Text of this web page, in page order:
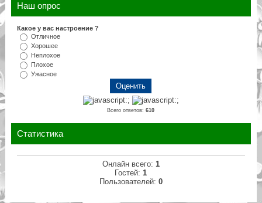
Наш опрос
Какое у вас настроение ?
Отличное
Хорошее
Неплохое
Плохое
Ужасное
Всего ответов:610
Статистика
Онлайн всего: 1
Гостей: 1
Пользователей: 0